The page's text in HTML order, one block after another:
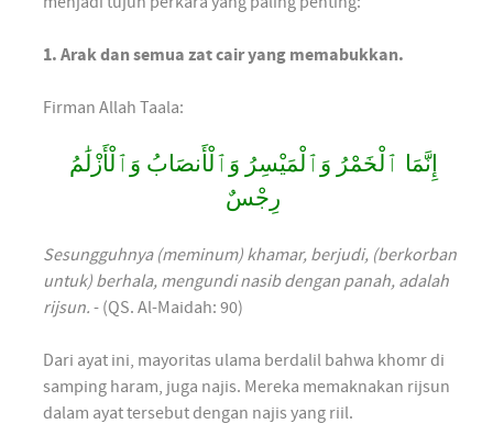
1. Arak dan semua zat cair yang memabukkan.
Firman Allah Taala:
إِنَّمَا ٱلْخَمْرُ وَٱلْمَيْسِرُ وَٱلْأَنصَابُ وَٱلْأَزْلَٰمُ
رِجْسٌ
Sesungguhnya (meminum) khamar, berjudi, (berkorban
untuk) berhala, mengundi nasib dengan panah, adalah
rijsun. - (QS. Al-Maidah: 90)
Dari ayat ini, mayoritas ulama berdalil bahwa khomr di
samping haram, juga najis. Mereka memaknakan rijsun
dalam ayat tersebut dengan najis yang riil.